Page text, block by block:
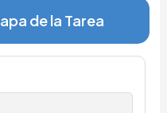
de la Tarea